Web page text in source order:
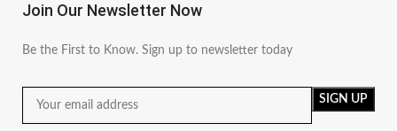
Join Our Newsletter Now
Be the First to Know. Sign up to newsletter today